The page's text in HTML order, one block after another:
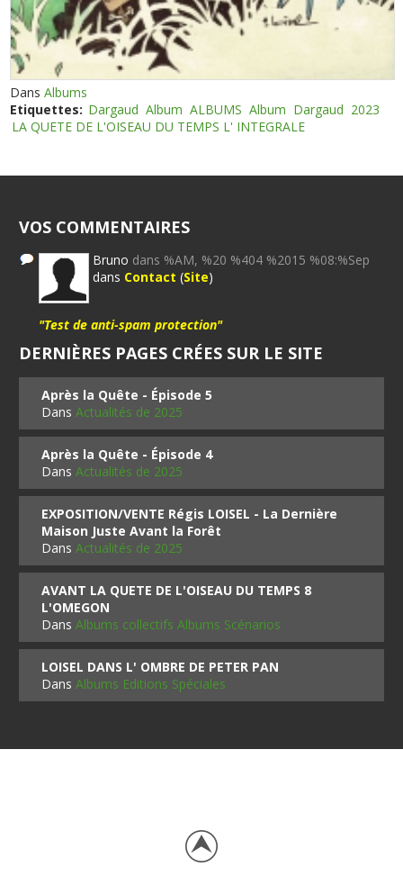
DansAlbums
Etiquettes: Dargaud Album ALBUMS Album Dargaud 2023
LA QUETE DE L'OISEAU DU TEMPS L' INTEGRALE
VOS COMMENTAIRES
Bruno dans %AM, %20 %404 %2015 %08:%Sep
dans Contact (Site)
"Test de anti-spam protection"
DERNIÈRES PAGES CRÉES SUR LE SITE
Après la Quête - Épisode 5
DansActualités de 2025
Après la Quête - Épisode 4
DansActualités de 2025
EXPOSITION/VENTE Régis LOISEL - La Dernière
Maison Juste Avant la Forêt
DansActualités de 2025
AVANT LA QUETE DE L'OISEAU DU TEMPS 8
L'OMEGON
DansAlbums collectifs Albums Scénarios
LOISEL DANS L' OMBRE DE PETER PAN
DansAlbums Editions Spéciales